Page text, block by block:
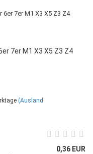
7er M1 X3 X5 Z3 Z4
(Ausland
0,36 EUR